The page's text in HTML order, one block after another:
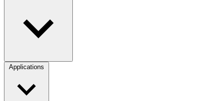
Applications